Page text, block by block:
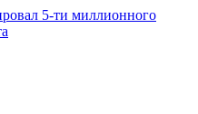
5-ти миллионного